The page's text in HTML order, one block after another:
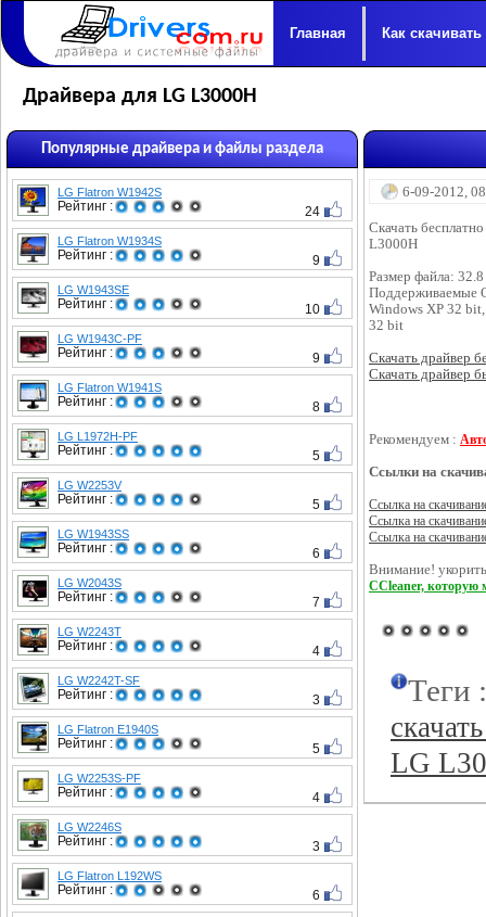
Главная Как скачивать
Драйвера для LG L3000H
Популярные драйвера и файлы раздела
LG Flatron W1942S
Рейтинг : 24
LG Flatron W1934S
Рейтинг : 9
LG W1943SE
Рейтинг : 10
LG W1943C-PF
Рейтинг : 9
LG Flatron W1941S
Рейтинг : 8
LG L1972H-PF
Рейтинг : 5
LG W2253V
Рейтинг : 5
LG W1943SS
Рейтинг : 6
LG W2043S
Рейтинг : 7
LG W2243T
Рейтинг : 4
LG W2242T-SF
Рейтинг : 3
LG Flatron E1940S
Рейтинг : 5
LG W2253S-PF
Рейтинг : 4
LG W2246S
Рейтинг : 3
LG Flatron L192WS
Рейтинг : 6
6-09-2012,
Скачать
L3000H
Размер файла:
Поддерживаемые
Windows XP 32
32 bit
Скачать драйвер
Скачать драйвер
Рекомендуем :
Ссылки на
Ссылка на
Ссылка на
Ссылка на
Внимание!
CCleaner, которую
Теги
LG